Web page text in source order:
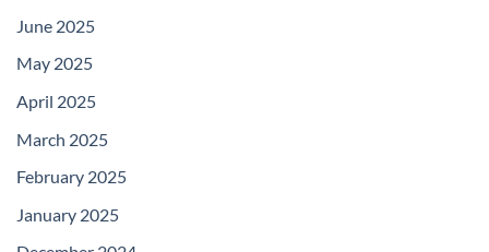
June 2025
May 2025
April 2025
March 2025
February 2025
January 2025